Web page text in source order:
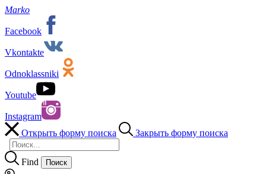
Marko
Facebook
Vkontakte
Odnoklassniki
Youtube
Instagram
Открыть форму поиска
Закрыть форму поиска
Find